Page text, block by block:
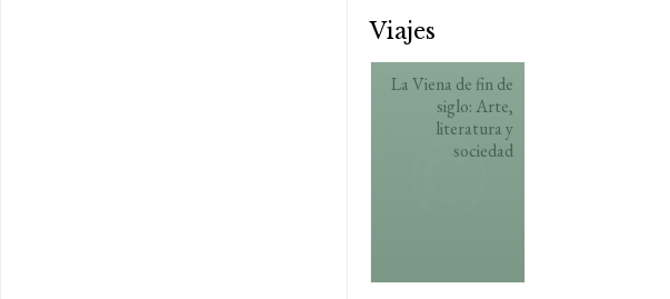
Viajes
La Viena de fin de
siglo: Arte,
literatura y
sociedad